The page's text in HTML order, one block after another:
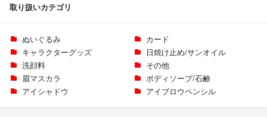
取り扱いカテゴリ
ぬいぐるみ
カード
キャラクターグッズ
日焼け止め/サンオイル
洗顔料
その他
眉マスカラ
ボディソープ/石鹸
アイシャドウ
アイブロウペンシル